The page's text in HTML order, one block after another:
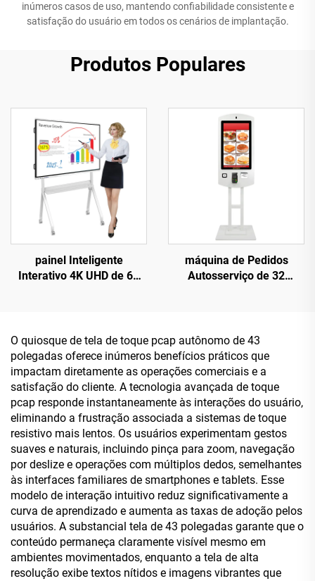
inúmeros casos de uso, mantendo confiabilidade consistente e
satisfação do usuário em todos os cenários de implantação.
Produtos Populares
painel Inteligente
Interativo 4K UHD de 65
Dispositivo Comercial com
Sistema Duplo
Android/Windows
máquina de Pedidos
Autosserviço de 32
(I3/I5/I7) para Cenários de
Alimentação
O quiosque de tela de toque pcap autônomo de 43
polegadas oferece inúmeros benefícios práticos que
impactam diretamente as operações comerciais e a
satisfação do cliente. A tecnologia avançada de toque
pcap responde instantaneamente às interações do usuário,
eliminando a frustração associada a sistemas de toque
resistivo mais lentos. Os usuários experimentam gestos
suaves e naturais, incluindo pinça para zoom, navegação
por deslize e operações com múltiplos dedos, semelhantes
às interfaces familiares de smartphones e tablets. Esse
modelo de interação intuitivo reduz significativamente a
curva de aprendizado e aumenta as taxas de adoção pelos
usuários. A substancial tela de 43 polegadas garante que o
conteúdo permaneça claramente visível mesmo em
ambientes movimentados, enquanto a tela de alta
resolução exibe textos nítidos e imagens vibrantes que